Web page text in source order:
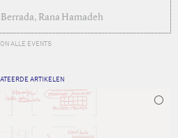
Rana Hamadeh
ALLE EVENTS
ARTIKELEN